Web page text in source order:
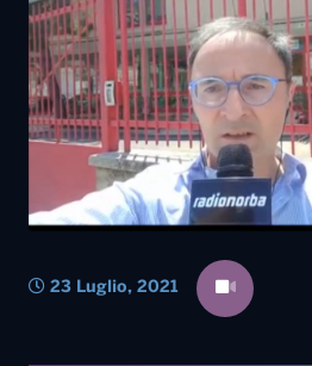
23 Luglio, 2021